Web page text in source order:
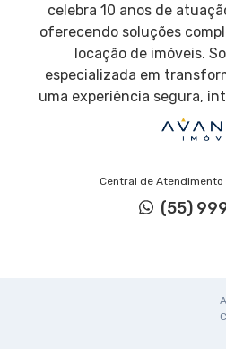
celebra 10 anos de
oferecendo soluções
locação de imóveis.
especializada em
uma experiência segura,
Central de Atendimento
(55)